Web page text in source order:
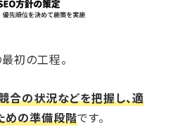
初の工程。
合の状況などを把握し、適
めの準備段階です。